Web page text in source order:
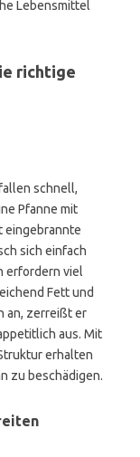
Lebensmittel
richtige
schnell,
Pfanne mit
eingebrannte
sich einfach
erfordern viel
Fett und
an, zerreißt er
aus. Mit
erhalten
zu beschädigen.